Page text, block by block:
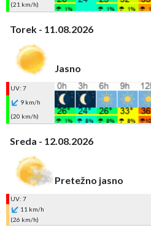
(21 km/h)
Torek - 11.08.2026
Jasno
UV: 7
9 km/h
(20 km/h)
Sreda - 12.08.2026
Pretežno jasno
UV: 7
11 km/h
(26 km/h)